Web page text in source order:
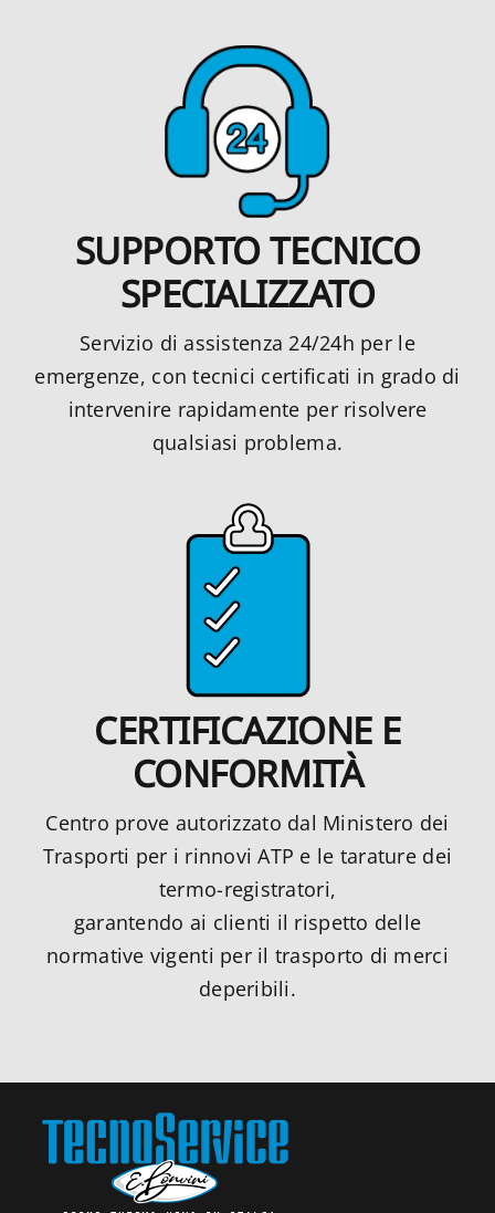
SUPPORTO TECNICO
SPECIALIZZATO
Servizio di assistenza 24/24h per le
emergenze, con tecnici certificati in grado di
intervenire rapidamente per risolvere
qualsiasi problema.
CERTIFICAZIONE E
CONFORMITÀ
Centro prove autorizzato dal Ministero dei
Trasporti per i rinnovi ATP e le tarature dei
termo-registratori,
garantendo ai clienti il rispetto delle
normative vigenti per il trasporto di merci
deperibili.